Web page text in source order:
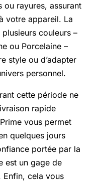
ou rayures, assurant
votre appareil. La
couleurs –
ou Porcelaine –
style ou d’adapter
personnel.
cette période ne
rapide
vous permet
quelques jours
portée par la
est un gage de
cela vous